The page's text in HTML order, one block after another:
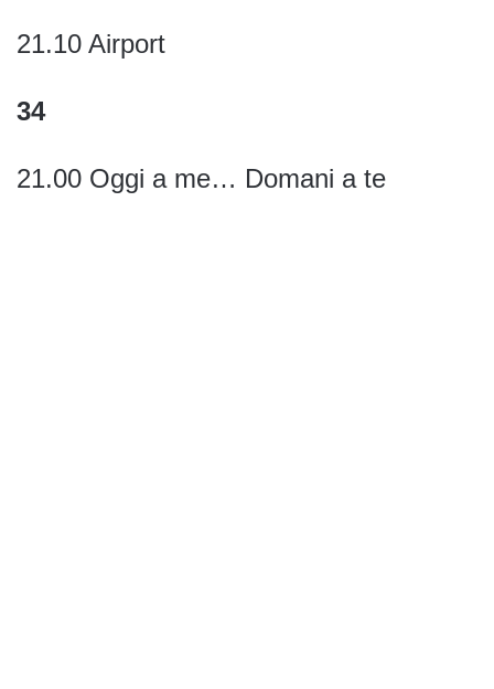
21.10 Airport
34
21.00 Oggi a me… Domani a te